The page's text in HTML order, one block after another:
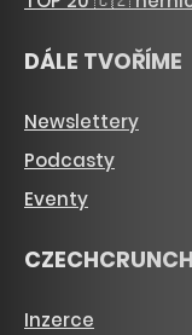
DÁLE TVOŘÍME
Newslettery
Podcasty
Eventy
CZECHCRUNCH
Inzerce